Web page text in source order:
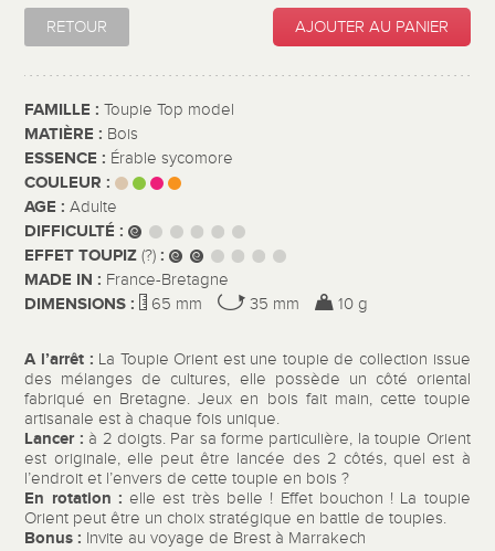
RETOUR AJOUTER AU PANIER
FAMILLE :Toupie Top model
MATIÈRE : Bois
ESSENCE : Érable sycomore
COULEUR :
AGE :Adulte
DIFFICULTÉ :
EFFET TOUPIZ(?) :
MADE IN : France-Bretagne
DIMENSIONS : 65 mm 35 mm 10 g
A l’arrêt : La Toupie Orient est une toupie de collection issue
des mélanges de cultures, elle possède un côté oriental
fabriqué en Bretagne. Jeux en bois fait main, cette toupie
artisanale est à chaque fois unique.
Lancer : à 2 doigts. Par sa forme particulière, la toupie Orient
est originale, elle peut être lancée des 2 côtés, quel est à
l’endroit et l’envers de cette toupie en bois ?
En rotation : elle est très belle ! Effet bouchon ! La toupie
Orient peut être un choix stratégique en battle de toupies.
Bonus : Invite au voyage de Brest à Marrakech